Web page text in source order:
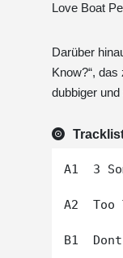
Love Boat
Darüber
Know?“,
dubbiger
A1  3
A2  Too
B1